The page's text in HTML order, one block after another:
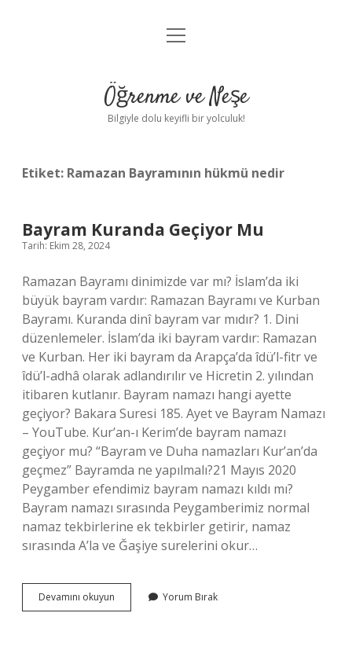
Anasayfa
Yasal Uyarı
menüyü
Öğrenme ve Neşe
Bilgiyle dolu keyifli bir yolculuk!
Etiket: Ramazan Bayramının hükmü nedir
Bayram Kuranda Geçiyor Mu
Tarih: Ekim 28, 2024
Ramazan Bayramı dinimizde var mı? İslam’da iki
büyük bayram vardır: Ramazan Bayramı ve Kurban
Bayramı. Kuranda dinî bayram var mıdır? 1. Dini
düzenlemeler. İslam’da iki bayram vardır: Ramazan
ve Kurban. Her iki bayram da Arapça’da îdü’l-fitr ve
îdü’l-adhâ olarak adlandırılır ve Hicretin 2. yılından
itibaren kutlanır. Bayram namazı hangi ayette
geçiyor? Bakara Suresi 185. Ayet ve Bayram Namazı
– YouTube. Kur’an-ı Kerim’de bayram namazı
geçiyor mu? “Bayram ve Duha namazları Kur’an’da
geçmez” Bayramda ne yapılmalı?21 Mayıs 2020
Peygamber efendimiz bayram namazı kıldı mı?
Bayram namazı sırasında Peygamberimiz normal
namaz tekbirlerine ek tekbirler getirir, namaz
sırasında A’la ve Ğaşiye surelerini okur…
Devamını okuyun
Kuranda
Yorum Bırak